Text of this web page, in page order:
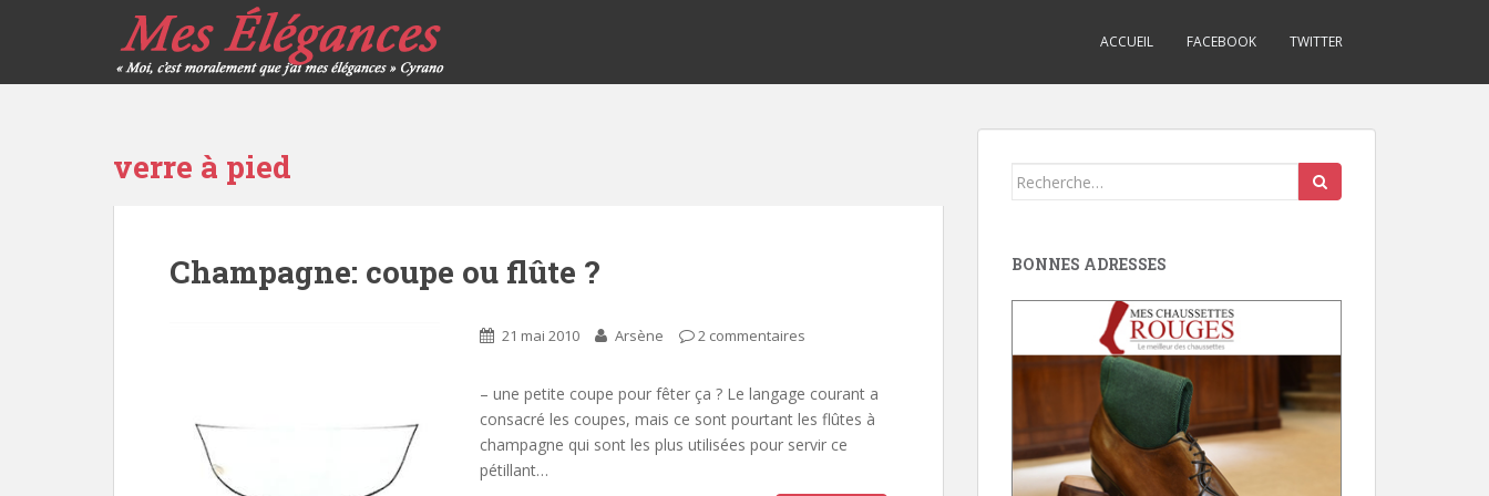
ACCUEIL FACEBOOK TWITTER
verre à pied
Champagne: coupe ou flûte ?
21 mai 2010 Arsène 2 commentaires
– une petite coupe pour fêter ça ? Le langage courant a
consacré les coupes, mais ce sont pourtant les flûtes à
champagne qui sont les plus utilisées pour servir ce
pétillant…
Search
BONNES ADRESSES